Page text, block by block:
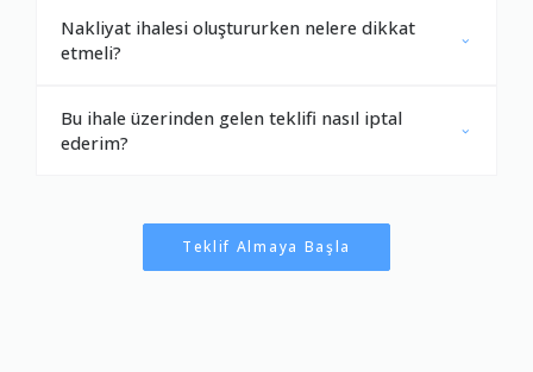
Nakliyat ihalesi oluştururken nelere dikkat
etmeli?
Bu ihale üzerinden gelen teklifi nasıl iptal
ederim?
Teklif Almaya Başla